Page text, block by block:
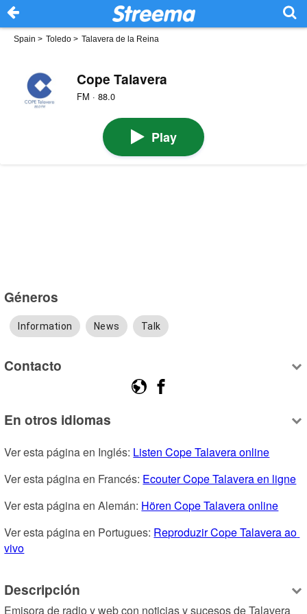
Spain > Toledo > Talavera de la Reina
Cope Talavera
FM · 88.0
Play
Géneros
Information News Talk
Contacto
En otros idiomas
Ver esta página en Inglés: Listen Cope Talavera online
Ver esta página en Francés: Ecouter Cope Talavera en ligne
Ver esta página en Alemán: Hören Cope Talavera online
Ver esta página en Portugues: Reproduzir Cope Talavera ao
vivo
Descripción
Emisora de radio y web con noticias y sucesos de Talavera